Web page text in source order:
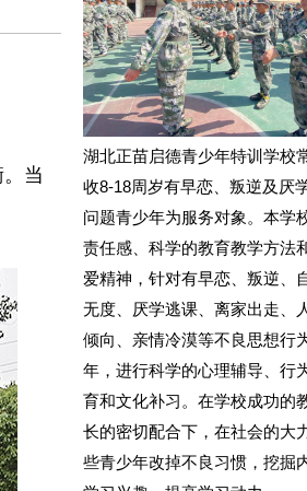
当
湖北正苗启德青少年特训学校
收8-18周岁有早恋、叛逆及厌
问题青少年为服务对象。本学
责任感、科学的教育教学方法
爱精神，针对有早恋、叛逆、
无度、厌学逃课、离家出走、
倾向、亲情冷漠等不良思想行
年，进行科学的心理辅导、行
育和文化补习。在学校成功的
长的密切配合下，在社会的大
些青少年改掉不良习惯，挖掘